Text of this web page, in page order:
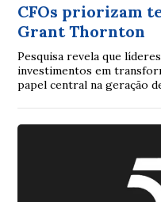
CFOs priorizam
Grant Thornton
Pesquisa revela que
investimentos em
papel central na geração